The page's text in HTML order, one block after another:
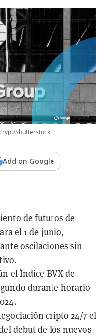
Shutterstock
Add on Google
de futuros de
el 1 de junio,
oscilaciones sin
el Índice BVX de
durante horario
cripto 24/7 el
debut de los nuevos